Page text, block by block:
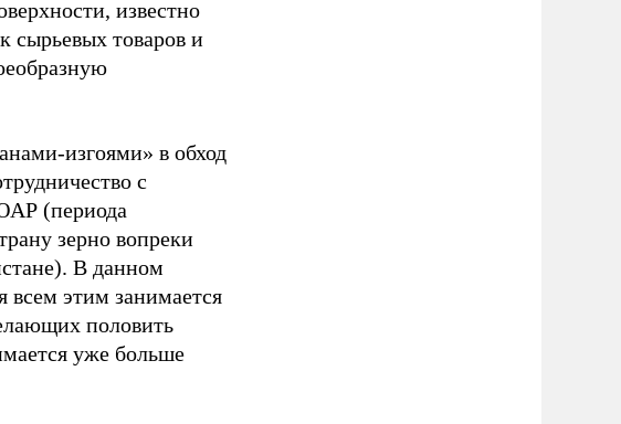
известно
сырьевых товаров и
изгоями» в обход
с
(периода
зерно вопреки
В данном
всем этим занимается
половить
уже больше